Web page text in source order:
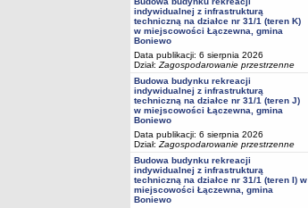
indywidualnej z infrastrukturą
techniczną na działce nr 31/1 (teren K)
w miejscowości Łączewna, gmina
Boniewo
Data publikacji: 6 sierpnia 2026
Dział: Zagospodarowanie przestrzenne
Budowa budynku rekreacji
indywidualnej z infrastrukturą
techniczną na działce nr 31/1 (teren J)
w miejscowości Łączewna, gmina
Boniewo
Data publikacji: 6 sierpnia 2026
Dział: Zagospodarowanie przestrzenne
Budowa budynku rekreacji
indywidualnej z infrastrukturą
techniczną na działce nr 31/1 (teren I) w
miejscowości Łączewna, gmina
Boniewo